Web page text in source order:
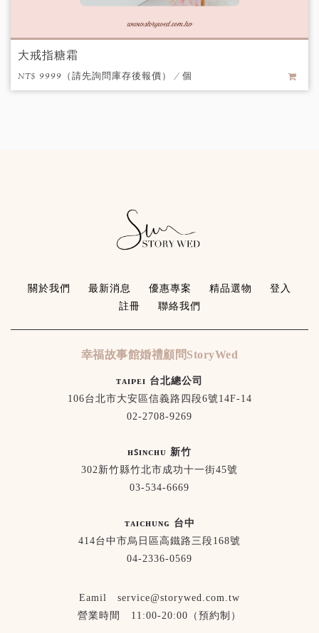
大戒指糖霜
NT$ 9999（請先詢問庫存後報價） / 個
關於我們 最新消息 優惠專案 精品選物
登入
註冊
聯絡我們
幸福故事館婚禮顧問StoryWed
ᴛᴀɪᴘᴇɪ 台北總公司
106台北市大安區信義路四段6號14F-14
02-2708-9269
ʜꜱɪɴᴄʜᴜ 新竹
302新竹縣竹北市成功十一街45號
03-534-6669
ᴛᴀɪᴄʜᴜɴɢ 台中
414台中市烏日區高鐵路三段168號
04-2336-0569
Eamil service@storywed.com.tw
營業時間 11:00-20:00（預約制）